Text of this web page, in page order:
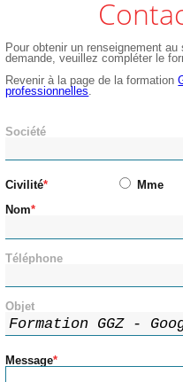
Pour obtenir un renseignement
demande, veuillez compléter le
Revenir à la page de la formation
professionnelles
Société
Civilité Mme
Nom
Téléphone
Objet
Message